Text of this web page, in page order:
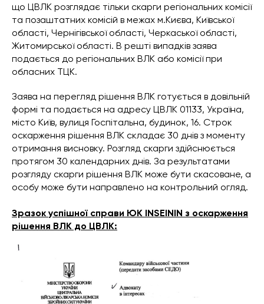
що ЦВЛК розглядає тільки скарги регіональних комісії
та позаштатних комісій в межах м.Києва, Київської
області, Чернігівської області, Черкаської області,
Житомирської області. В решті випадків заява
подається до регіональних ВЛК або комісії при
обласних ТЦК.
Заява на перегляд рішення ВЛК готується в довільній
формі та подається на адресу ЦВЛК 01133, Україна,
місто Київ, вулиця Госпітальна, будинок, 16. Строк
оскарження рішення ВЛК складає 30 днів з моменту
отримання висновку. Розгляд скарги здійснюється
протягом 30 календарних днів. За результатами
розгляду скарги рішення ВЛК може бути скасоване, а
особу може бути направлено на контрольний огляд.
Зразок успішної справи ЮК INSEININ з оскарження
рішення ВЛК до ЦВЛК: